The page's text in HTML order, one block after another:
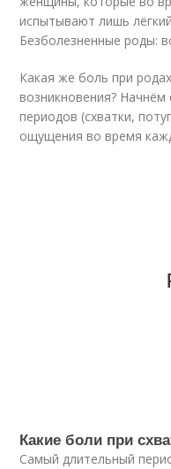
испытывают лишь
Безболезненные роды:
Какая же боль при
возникновения?
периодов (схватки,
ощущения во время
Какие боли при
Самый длительный